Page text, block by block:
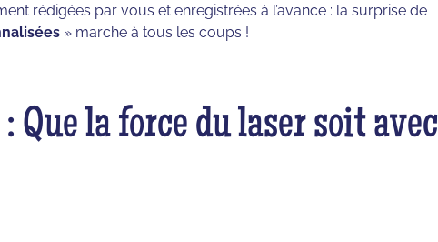
rédigées par vous et enregistrées à l’avance : la surprise de
» marche à tous les coups !
Que la force du laser soit avec